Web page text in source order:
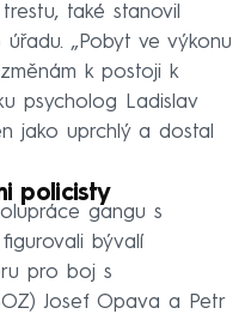
také stanovil
„Pobyt ve výkonu
k postoji k
psycholog Ladislav
jako uprchlý a dostal
policisty
gangu s
bývalí
pro boj s
Josef Opava a Petr